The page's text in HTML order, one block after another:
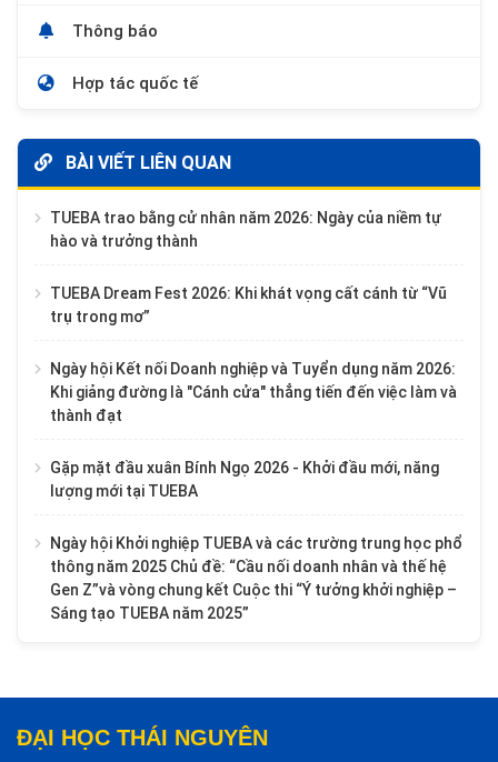
Thông báo
Hợp tác quốc tế
BÀI VIẾT LIÊN QUAN
TUEBA trao bằng cử nhân năm 2026: Ngày của niềm tự
hào và trưởng thành
TUEBA Dream Fest 2026: Khi khát vọng cất cánh từ “Vũ
trụ trong mơ”
Ngày hội Kết nối Doanh nghiệp và Tuyển dụng năm 2026:
Khi giảng đường là "Cánh cửa" thẳng tiến đến việc làm và
thành đạt
Gặp mặt đầu xuân Bính Ngọ 2026 - Khởi đầu mới, năng
lượng mới tại TUEBA
Ngày hội Khởi nghiệp TUEBA và các trường trung học phổ
thông năm 2025 Chủ đề: “Cầu nối doanh nhân và thế hệ
Gen Z”và vòng chung kết Cuộc thi “Ý tưởng khởi nghiệp –
Sáng tạo TUEBA năm 2025”
ĐẠI HỌC THÁI NGUYÊN